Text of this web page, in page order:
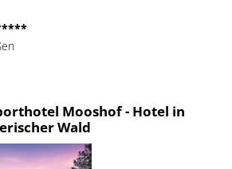
Mooshof - Hotel in
Wald